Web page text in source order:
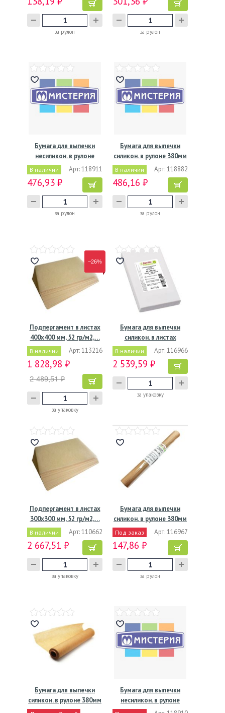
за рулон за рулон
Бумага для выпечки
несиликон. в рулоне
380мм…
В наличии Арт: 118911
476,93 ₽
за рулон
Бумага для выпечки
силикон. в рулоне 380мм
х…
В наличии Арт: 118882
486,16 ₽
за рулон
−26%
Подпергамент в листах
400х400 мм, 52 гр/м2,…
В наличии Арт: 113216
1 828,98 ₽
2 489,51 ₽
за упаковку
Бумага для выпечки
силикон. в листах
400х600…
В наличии Арт: 116966
2 539,59 ₽
за упаковку
Подпергамент в листах
300х300 мм, 52 гр/м2,…
В наличии Арт: 110662
2 667,51 ₽
за упаковку
Бумага для выпечки
силикон. в рулоне 380мм
х…
Под заказ Арт: 116967
147,86 ₽
за рулон
Бумага для выпечки
силикон. в рулоне 380мм
х…
Бумага для выпечки
несиликон. в рулоне
380мм…